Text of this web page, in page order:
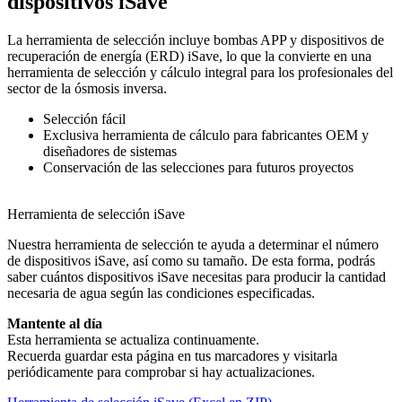
La herramienta de selección incluye bombas APP y dispositivos de
recuperación de energía (ERD) iSave, lo que la convierte en una
herramienta de selección y cálculo integral para los profesionales del
sector de la ósmosis inversa.
Selección fácil
Exclusiva herramienta de cálculo para fabricantes OEM y
diseñadores de sistemas
Conservación de las selecciones para futuros proyectos
Herramienta de selección iSave
Nuestra herramienta de selección te ayuda a determinar el número
de dispositivos iSave, así como su tamaño. De esta forma, podrás
saber cuántos dispositivos iSave necesitas para producir la cantidad
necesaria de agua según las condiciones especificadas.
Mantente al día
Esta herramienta se actualiza continuamente.
Recuerda guardar esta página en tus marcadores y visitarla
periódicamente para comprobar si hay actualizaciones.